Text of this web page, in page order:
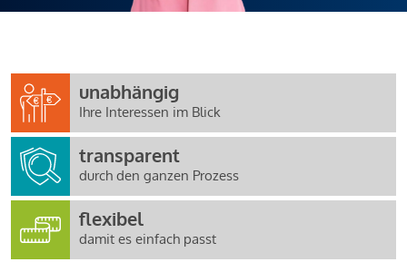
unabhängig
Ihre Interessen im Blick
transparent
durch den ganzen Prozess
flexibel
damit es einfach passt